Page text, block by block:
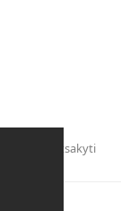
Atsakyti